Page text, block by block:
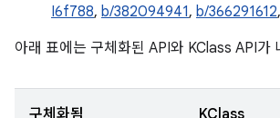
I6f788, b/382094941, b/366291612,
아래 표에는 구체화된 API와 KClass API가
구체화됨 KClass